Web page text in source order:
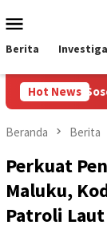
ke
kontenMobile
Berita
Hot News
Beranda Berita
Perkuat
Maluku,
Patroli Laut